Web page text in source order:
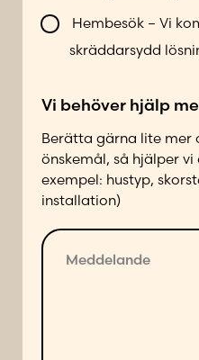
n
t
d
p
å
f
ö
l
Hembesök – Vi
skräddarsydd
Vi behöver hjälp
Berätta gärna lite mer
önskemål, så hjälper
exempel: hustyp,
installation)
M